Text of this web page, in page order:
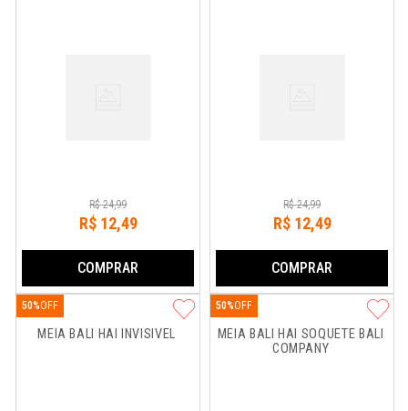
R$ 24,99
R$ 12,49
COMPRAR
R$ 24,99
R$ 12,49
COMPRAR
MEIA BALI HAI INVISIVEL
50%
MEIA BALI HAI SOQUETE BALI
COMPANY
50%